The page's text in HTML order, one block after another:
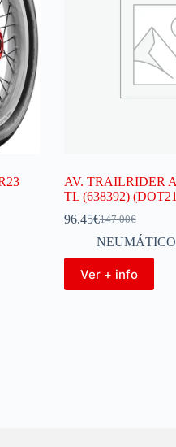
AV. TRAILRIDER
TL (638392)
147.00€
96.45€
Ver + info